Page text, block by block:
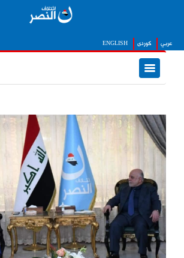
ENGLISH كوردى عربي